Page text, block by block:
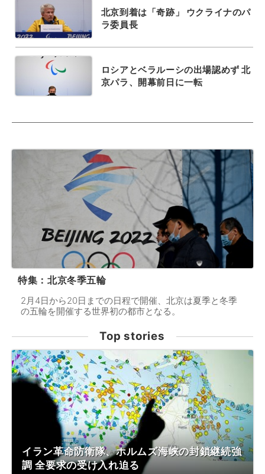
北京到着は「奇跡」 ウクライナのパ
ラ委員長
ロシアとベラルーシの出場認めず 北
京パラ、開幕前日に一転
特集：北京冬季五輪
2月4日から20日までの日程で開催、北京は夏季と冬季
の五輪を開催する世界初の都市となる。
Top stories
イラン革命防衛隊、ホルムズ海峡の封鎖継続強
調 全要求の受け入れ迫る